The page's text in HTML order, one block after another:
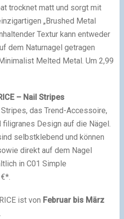
trocknet matt und sorgt mit
„Brushed Metal
Textur kann entweder
dem Naturnagel getragen
Melted Metal. Um 2,99
– Nail Stripes
das Trend-Accessoire,
filigranes Design auf die Nägel.
selbstklebend und können
direkt auf dem Nagel
in C01 Simple
ist von Februar bis März